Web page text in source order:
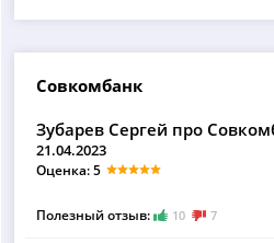
Совкомбанк
Зубарев Сергей про
21.04.2023
Оценка: 5
Полезный отзыв: 10 7